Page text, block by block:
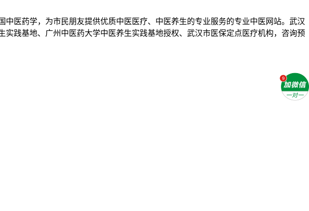
医药学，为市民朋友提供优质中医医疗、中医养生的专业服务的专业中医网站。武汉
践基地、广州中医药大学中医养生实践基地授权、武汉市医保定点医疗机构，咨询预